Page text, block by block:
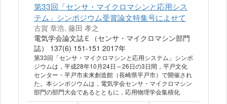
第33回「センサ・マイクロマシンと応用シス
テム」シンポジウム受賞論文特集号によせて
古賀 章浩, 藤田 孝之
電気学会論文誌Ｅ（センサ・マイクロマシン部門
誌） 137(6) 151-151 2017年
第33回「センサ・マイクロマシンと応用システム」シンポ
ジウムは，平成28年10月24日～26日の3日間，平戸文化
センター・平戸市未来創造館（長崎県平戸市）で開催され
た。本シンポジウムは，電気学会センサ・マイクロマシン
部門の部門大会であるとともに，応用物理学会集積化